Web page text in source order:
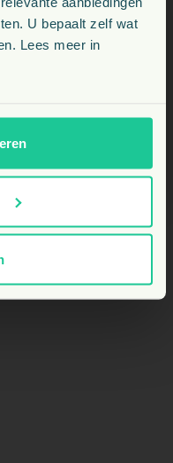
U bepaalt zelf wat
Lees meer in